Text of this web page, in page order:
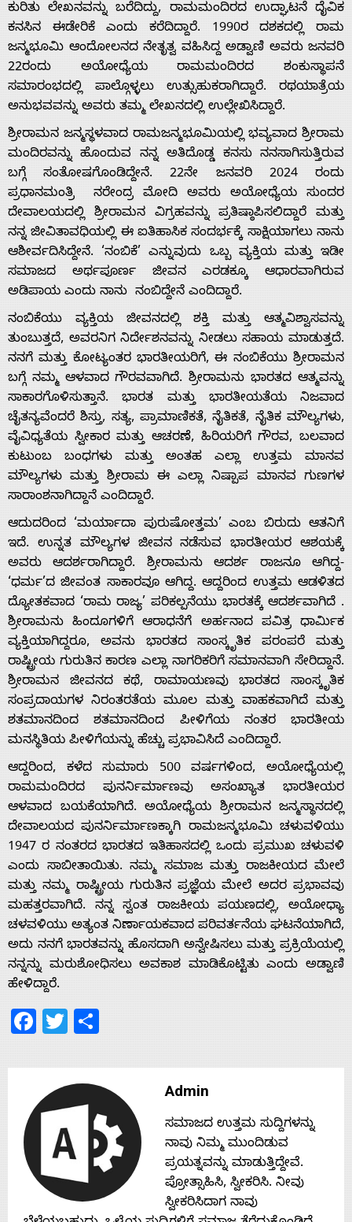
Home
About
Us
Advertise
With
s
Contact
Us
ಕುರಿತು ಲೇಖನವನ್ನು ಬರೆದಿದ್ದು, ರಾಮಮಂದಿರದ ಉದ್ಘಾಟನೆ ದೈವಿಕ
ಕನಸಿನ ಈಡೇರಿಕೆ ಎಂದು ಕರೆದಿದ್ದಾರೆ. 1990ರ ದಶಕದಲ್ಲಿ ರಾಮ
ಜನ್ಮಭೂಮಿ ಆಂದೋಲನದ ನೇತೃತ್ವ ವಹಿಸಿದ್ದ ಅಡ್ವಾಣಿ ಅವರು ಜನವರಿ
22ರಂದು ಅಯೋಧ್ಯೆಯ ರಾಮಮಂದಿರದ ಶಂಕುಸ್ಥಾಪನೆ
ಸಮಾರಂಭದಲ್ಲಿ ಪಾಲ್ಗೊಳ್ಳಲು ಉತ್ಸುಹುಕರಾಗಿದ್ದಾರೆ. ರಥಯಾತ್ರೆಯ
ಅನುಭವವನ್ನು ಅವರು ತಮ್ಮ ಲೇಖನದಲ್ಲಿ ಉಲ್ಲೇಖಿಸಿದ್ದಾರೆ.
ಶ್ರೀರಾಮನ ಜನ್ಮಸ್ಥಳವಾದ ರಾಮಜನ್ಮಭೂಮಿಯಲ್ಲಿ ಭವ್ಯವಾದ ಶ್ರೀರಾಮ
ಮಂದಿರವನ್ನು ಹೊಂದುವ ನನ್ನ ಅತಿದೊಡ್ಡ ಕನಸು ನನಸಾಗಿಸುತ್ತಿರುವ
ಬಗ್ಗೆ ಸಂತೋಷಗೊಂಡಿದ್ದೇನೆ. 22ನೇ ಜನವರಿ 2024 ರಂದು
ಪ್ರಧಾನಮಂತ್ರಿ ನರೇಂದ್ರ ಮೋದಿ ಅವರು ಅಯೋಧ್ಯೆಯ ಸುಂದರ
ದೇವಾಲಯದಲ್ಲಿ ಶ್ರೀರಾಮನ ವಿಗ್ರಹವನ್ನು ಪ್ರತಿಷ್ಠಾಪಿಸಲಿದ್ದಾರೆ ಮತ್ತು
ನನ್ನ ಜೀವಿತಾವಧಿಯಲ್ಲಿ ಈ ಐತಿಹಾಸಿಕ ಸಂದರ್ಭಕ್ಕೆ ಸಾಕ್ಷಿಯಾಗಲು ನಾನು
ಆಶೀರ್ವದಿಸಿದ್ದೇನೆ. ‘ನಂಬಿಕೆ’ ಎನ್ನುವುದು ಒಬ್ಬ ವ್ಯಕ್ತಿಯ ಮತ್ತು ಇಡೀ
ಸಮಾಜದ ಅರ್ಥಪೂರ್ಣ ಜೀವನ ಎರಡಕ್ಕೂ ಆಧಾರವಾಗಿರುವ
ಅಡಿಪಾಯ ಎಂದು ನಾನು ನಂಬಿದ್ದೇನೆ ಎಂದಿದ್ದಾರೆ.
ನಂಬಿಕೆಯು ವ್ಯಕ್ತಿಯ ಜೀವನದಲ್ಲಿ ಶಕ್ತಿ ಮತ್ತು ಆತ್ಮವಿಶ್ವಾಸವನ್ನು
ತುಂಬುತ್ತದೆ, ಅವರನಿಗ ನಿರ್ದೇಶನವನ್ನು ನೀಡಲು ಸಹಾಯ ಮಾಡುತ್ತದೆ.
ನನಗೆ ಮತ್ತು ಕೋಟ್ಯಂತರ ಭಾರತೀಯರಿಗೆ, ಈ ನಂಬಿಕೆಯು ಶ್ರೀರಾಮನ
ಬಗ್ಗೆ ನಮ್ಮ ಆಳವಾದ ಗೌರವವಾಗಿದೆ. ಶ್ರೀರಾಮನು ಭಾರತದ ಆತ್ಮವನ್ನು
ಸಾಕಾರಗೊಳಿಸುತ್ತಾನೆ. ಭಾರತ ಮತ್ತು ಭಾರತೀಯತೆಯ ನಿಜವಾದ
ಚೈತನ್ಯವೆಂದರೆ ಶಿಸ್ತು, ಸತ್ಯ, ಪ್ರಾಮಾಣಿಕತೆ, ನೈತಿಕತೆ, ನೈತಿಕ ಮೌಲ್ಯಗಳು,
ವೈವಿಧ್ಯತೆಯ ಸ್ವೀಕಾರ ಮತ್ತು ಆಚರಣೆ, ಹಿರಿಯರಿಗೆ ಗೌರವ, ಬಲವಾದ
ಕುಟುಂಬ ಬಂಧಗಳು ಮತ್ತು ಅಂತಹ ಎಲ್ಲಾ ಉತ್ತಮ ಮಾನವ
ಮೌಲ್ಯಗಳು ಮತ್ತು ಶ್ರೀರಾಮ ಈ ಎಲ್ಲಾ ನಿಷ್ಪಾಪ ಮಾನವ ಗುಣಗಳ
ಸಾರಾಂಶನಾಗಿದ್ದಾನೆ ಎಂದಿದ್ದಾರೆ.
ಆದುದರಿಂದ ‘ಮರ್ಯಾದಾ ಪುರುಷೋತ್ತಮ’ ಎಂಬ ಬಿರುದು ಆತನಿಗೆ
ಇದೆ. ಉನ್ನತ ಮೌಲ್ಯಗಳ ಜೀವನ ನಡೆಸುವ ಭಾರತೀಯರ ಆಶಯಕ್ಕೆ
ಅವರು ಆದರ್ಶರಾಗಿದ್ದಾರೆ. ಶ್ರೀರಾಮನು ಆದರ್ಶ ರಾಜನೂ ಆಗಿದ್ದ-
‘ಧರ್ಮ’ದ ಜೀವಂತ ಸಾಕಾರವೂ ಆಗಿದ್ದ. ಆದ್ದರಿಂದ ಉತ್ತಮ ಆಡಳಿತದ
ದ್ಯೋತಕವಾದ ‘ರಾಮ ರಾಜ್ಯ’ ಪರಿಕಲ್ಪನೆಯು ಭಾರತಕ್ಕೆ ಆದರ್ಶವಾಗಿದೆ .
ಶ್ರೀರಾಮನು ಹಿಂದೂಗಳಿಗೆ ಆರಾಧನೆಗೆ ಅರ್ಹನಾದ ಪವಿತ್ರ ಧಾರ್ಮಿಕ
ವ್ಯಕ್ತಿಯಾಗಿದ್ದರೂ, ಅವನು ಭಾರತದ ಸಾಂಸ್ಕೃತಿಕ ಪರಂಪರೆ ಮತ್ತು
ರಾಷ್ಟ್ರೀಯ ಗುರುತಿನ ಕಾರಣ ಎಲ್ಲಾ ನಾಗರಿಕರಿಗೆ ಸಮಾನವಾಗಿ ಸೇರಿದ್ದಾನೆ.
ಶ್ರೀರಾಮನ ಜೀವನದ ಕಥೆ, ರಾಮಾಯಣವು ಭಾರತದ ಸಾಂಸ್ಕೃತಿಕ
ಸಂಪ್ರದಾಯಗಳ ನಿರಂತರತೆಯ ಮೂಲ ಮತ್ತು ವಾಹಕವಾಗಿದೆ ಮತ್ತು
ಶತಮಾನದಿಂದ ಶತಮಾನದಿಂದ ಪೀಳಿಗೆಯ ನಂತರ ಭಾರತೀಯ
ಮನಸ್ಥಿತಿಯ ಪೀಳಿಗೆಯನ್ನು ಹೆಚ್ಚು ಪ್ರಭಾವಿಸಿದೆ ಎಂದಿದ್ದಾರೆ.
ಆದ್ದರಿಂದ, ಕಳೆದ ಸುಮಾರು 500 ವರ್ಷಗಳಿಂದ, ಅಯೋಧ್ಯೆಯಲ್ಲಿ
ರಾಮಮಂದಿರದ ಪುನರ್ನಿರ್ಮಾಣವು ಅಸಂಖ್ಯಾತ ಭಾರತೀಯರ
ಆಳವಾದ ಬಯಕೆಯಾಗಿದೆ. ಅಯೋಧ್ಯೆಯ ಶ್ರೀರಾಮನ ಜನ್ಮಸ್ಥಾನದಲ್ಲಿ
ದೇವಾಲಯದ ಪುನರ್ನಿರ್ಮಾಣಕ್ಕಾಗಿ ರಾಮಜನ್ಮಭೂಮಿ ಚಳುವಳಿಯು
1947 ರ ನಂತರದ ಭಾರತದ ಇತಿಹಾಸದಲ್ಲಿ ಒಂದು ಪ್ರಮುಖ ಚಳುವಳಿ
ಎಂದು ಸಾಬೀತಾಯಿತು. ನಮ್ಮ ಸಮಾಜ ಮತ್ತು ರಾಜಕೀಯದ ಮೇಲೆ
ಮತ್ತು ನಮ್ಮ ರಾಷ್ಟ್ರೀಯ ಗುರುತಿನ ಪ್ರಜ್ಞೆಯ ಮೇಲೆ ಅದರ ಪ್ರಭಾವವು
ಮಹತ್ತರವಾಗಿದೆ. ನನ್ನ ಸ್ವಂತ ರಾಜಕೀಯ ಪಯಣದಲ್ಲಿ, ಅಯೋಧ್ಯಾ
ಚಳವಳಿಯು ಅತ್ಯಂತ ನಿರ್ಣಾಯಕವಾದ ಪರಿವರ್ತನೆಯ ಘಟನೆಯಾಗಿದೆ,
ಅದು ನನಗೆ ಭಾರತವನ್ನು ಹೊಸದಾಗಿ ಅನ್ವೇಷಿಸಲು ಮತ್ತು ಪ್ರಕ್ರಿಯೆಯಲ್ಲಿ
ನನ್ನನ್ನು ಮರುಶೋಧಿಸಲು ಅವಕಾಶ ಮಾಡಿಕೊಟ್ಟಿತು ಎಂದು ಅಡ್ವಾಣಿ
ಹೇಳಿದ್ದಾರೆ.
Facebook
Twitter
Admin
ಸಮಾಜದ ಉತ್ತಮ ಸುದ್ದಿಗಳನ್ನು
ನಾವು ನಿಮ್ಮ ಮುಂದಿಡುವ
ಪ್ರಯತ್ನವನ್ನು ಮಾಡುತ್ತಿದ್ದೇವೆ.
ಪ್ರೋತ್ಸಾಹಿಸಿ, ಸ್ವೀಕರಿಸಿ. ನೀವು
ಸ್ವೀಕರಿಸಿದಾಗ ನಾವು